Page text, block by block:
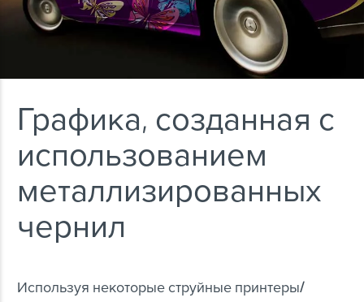
Графика, созданная с
использованием
металлизированных
чернил
Используя некоторые струйные принтеры/